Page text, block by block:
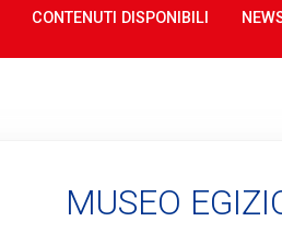
CONTENUTI DISPONIBILI
MUSEO